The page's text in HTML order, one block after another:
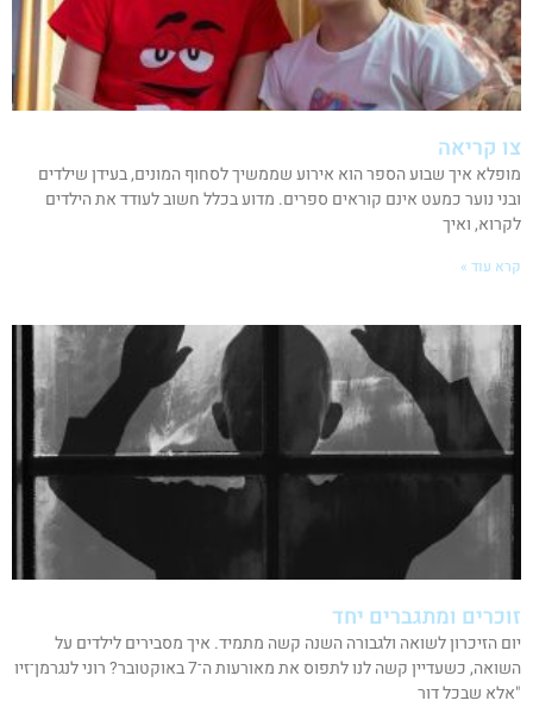
צו קריאה
מופלא איך שבוע הספר הוא אירוע שממשיך לסחוף המונים, בעידן שילדים
ובני נוער כמעט אינם קוראים ספרים. מדוע בכלל חשוב לעודד את הילדים
לקרוא, ואיך
קרא עוד »
זוכרים ומתגברים יחד
יום הזיכרון לשואה ולגבורה השנה קשה מתמיד. איך מסבירים לילדים על
השואה, כשעדיין קשה לנו לתפוס את מאורעות ה־7 באוקטובר? רוני לנגרמן־זיו
"אלא שבכל דור